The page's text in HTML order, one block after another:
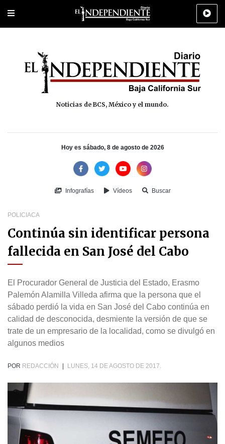
Portada Los Cabos Policiaca Deportes Cultura
Noticias de BCS, México y el mundo.
Hoy es sábado, 8 de agosto de 2026
Infografías Vídeos Buscar
POLICIACA
Continúa sin identificar persona
fallecida en San José del Cabo
El Procurador General de Justicia del Estado, Erasmo
Palemón Alamilla Villeda afirma que la persona que el
sábado perdió la vida en San José del Cabo continúa en
calidad de desconocida, desmiente la versión de que se
trate de un empresario de la localidad, como se divulgó en
algunos medios
POR REDACCIÓN LUNES, 14 DE AGOSTO DE 2017.